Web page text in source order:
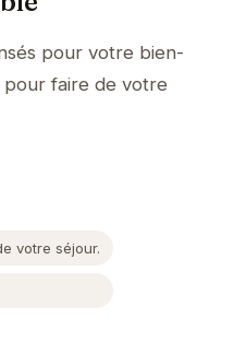
pour votre bien-
faire de votre
votre séjour.